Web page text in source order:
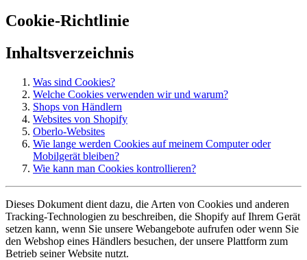
Cookie-Richtlinie
Inhaltsverzeichnis
Was sind Cookies?
Welche Cookies verwenden wir und warum?
Shops von Händlern
Websites von Shopify
Oberlo-Websites
Wie lange werden Cookies auf meinem Computer oder
Mobilgerät bleiben?
Wie kann man Cookies kontrollieren?
Dieses Dokument dient dazu, die Arten von Cookies und anderen
Tracking-Technologien zu beschreiben, die Shopify auf Ihrem Gerät
setzen kann, wenn Sie unsere Webangebote aufrufen oder wenn Sie
den Webshop eines Händlers besuchen, der unsere Plattform zum
Betrieb seiner Website nutzt.